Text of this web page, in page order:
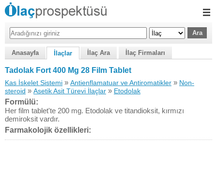
Anasayfa İlaçlar İlaç Ara İlaç Firmaları
Tadolak Fort 400 Mg 28 Film Tablet
Kas İskelet Sistemi » Antienflamatuar ve Antiromatikler » Non-
steroid » Asetik Asit Türevi İlaçlar » Etodolak
Formülü:
Her film tablet'te 200 mg. Etodolak ve titandioksit, kırmızı
demiroksit vardır.
Farmakolojik özellikleri: